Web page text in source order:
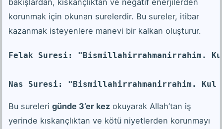
bakışlardan, kıskançlıktan ve negatif enerjilerden
korunmak için okunan surelerdir. Bu sureler, itibar
kazanmak isteyenlere manevi bir kalkan oluşturur.
Felak Suresi: "Bismillahirrahmanirrahim.
Nas Suresi: "Bismillahirrahmanirrahim.
Bu sureleri günde 3’er kez okuyarak Allah’tan iş
yerinde kıskançlıktan ve kötü niyetlerden korunmayı